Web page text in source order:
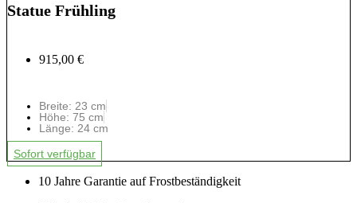
Statue Frühling
915,00 €
Breite: 23 cm
Höhe: 75 cm
Länge: 24 cm
Sofort verfügbar
10 Jahre Garantie auf Frostbeständigkeit